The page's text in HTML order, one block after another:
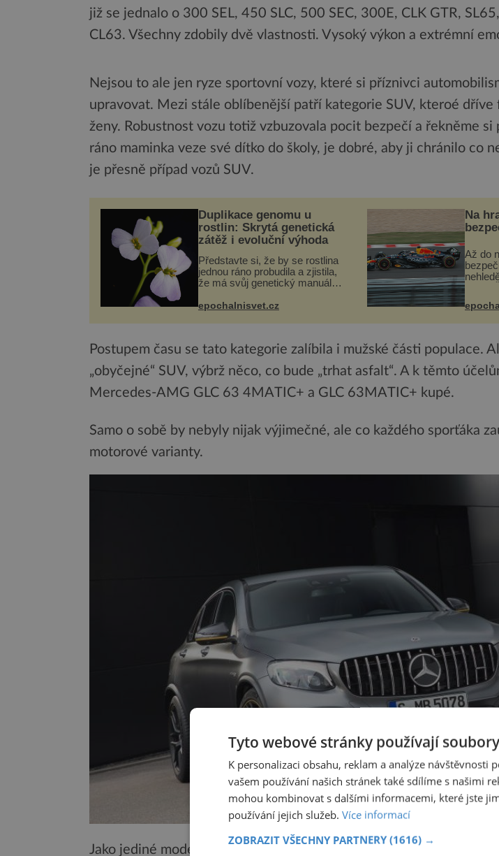
již se jednalo o 300 SEL, 450 SLC, 500 SEC, 300E, CLK GTR,
CL63. Všechny zdobily dvě vlastnosti. Vysoký výkon a extrémní
Nejsou to ale jen ryze sportovní vozy, které si příznivci
upravovat. Mezi stále oblíbenější patří kategorie SUV, kteroé dříve
ženy. Robustnost vozu totiž vzbuzovala pocit bezpečí a řekněme si
ráno maminka veze své dítko do školy, je dobré, aby ji chránilo co
je přesně případ vozů SUV.
Duplikace genomu u
rostlin: Skrytá genetická
zátěž i evoluční výhoda
Představte si, že by se rostlina
jednou ráno probudila a zjistila,
že má svůj genetický manuál
občas v přírodě stane – a podle
pro druhy vstupenka...
epochalnisvet.cz
Na
Až do
života.
Postupem času se tato kategorie zalíbila i mužské části populace.
„obyčejné“ SUV, výbrž něco, co bude „trhat asfalt“. A k těmto
Mercedes-AMG GLC 63 4MATIC+ a GLC 63MATIC+ kupé.
Samo o sobě by nebyly nijak výjimečné, ale co každého sporťáka
motorové varianty.
Jako jediné modely ve svém segmentu mají k dispozici osmiválcové
Tyto webové stránky používají
K personalizaci obsahu, reklam a analýze návštěvnosti
vašem používání našich stránek také sdílíme s našimi
mohou kombinovat s dalšími informacemi, které jste
používání jejich služeb. Více informací
ZOBRAZIT VŠECHNY PARTNERY (1616) →